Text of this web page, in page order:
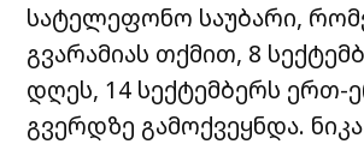
სატელეფონო საუბარი,
გვარამიას თქმით, 8
დღეს, 14 სექტემბერს ერთ-
გვერდზე გამოქვეყნდა.